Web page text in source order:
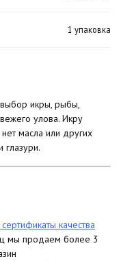
1 упаковка
икры, рыбы,
улова. Икру
масла или других
качества
мы продаем более 3